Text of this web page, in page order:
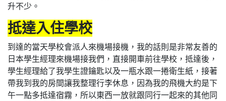
升不少。
抵達入住學校
到達的當天學校會派人來機場接機，我的話則是非常友善的
日本學生經理來機場接我們，直接開車前往學校，抵達後，
學生經理給了我學生證鑰匙以及一瓶水跟一捲衛生紙，接著
帶我到我的房間讓我整理行李休息，因為我的飛機大約是下
午一點多抵達宿霧，所以東西一放就跟同行一起來的其他同